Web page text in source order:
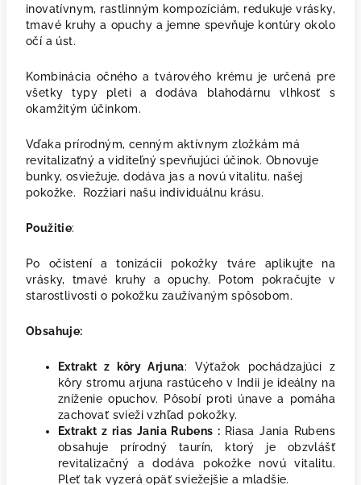
inovatívnym, rastlinným kompozíciám, redukuje vrásky,
tmavé kruhy a opuchy a jemne spevňuje kontúry okolo
očí a úst.
Kombinácia očného a tvárového krému je určená pre
všetky typy pleti a dodáva blahodárnu vlhkosť s
okamžitým účinkom.
Vďaka prírodným, cenným aktívnym zložkám má
revitalizaťný a viditeľný spevňujúci účinok. Obnovuje
bunky, osviežuje, dodáva jas a novú vitalitu. našej
pokožke. Rozžiari našu individuálnu krásu.
Použitie:
Po očistení a tonizácii pokožky tváre aplikujte na
vrásky, tmavé kruhy a opuchy. Potom pokračujte v
starostlivosti o pokožku zaužívaným spôsobom.
Obsahuje:
Extrakt z kôry Arjuna: Výťažok pochádzajúci z
kôry stromu arjuna rastúceho v Indii je ideálny na
zníženie opuchov. Pôsobí proti únave a pomáha
zachovať svieži vzhľad pokožky.
Extrakt z rias Jania Rubens : Riasa Jania Rubens
obsahuje prírodný taurín, ktorý je obzvlášť
revitalizačný a dodáva pokožke novú vitalitu.
Pleť tak vyzerá opäť sviežejšie a mladšie.